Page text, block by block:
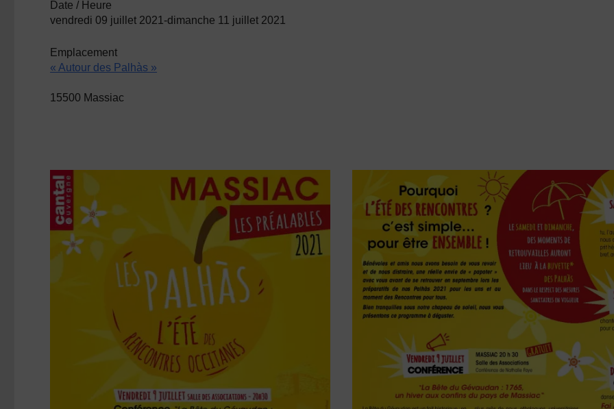
Date / Heure
vendredi 09 juillet 2021-dimanche 11 juillet 2021
Emplacement
« Autour des Palhàs »
15500 Massiac